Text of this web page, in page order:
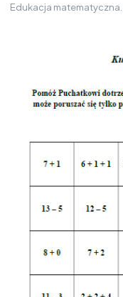
Edukacja